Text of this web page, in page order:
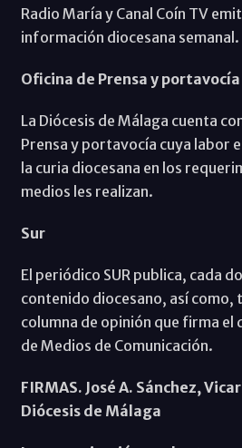
Radio María y Canal Coín TV
información diocesana semanal.
Oficina de Prensa y portavocía
La Diócesis de Málaga cuenta
Prensa y portavocía cuya labor
la curia diocesana en los
medios les realizan.
Sur
El periódico SUR publica, cada
contenido diocesano, así como,
columna de opinión que firma el
de Medios de Comunicación.
FIRMAS. José A. Sánchez,
Diócesis de Málaga